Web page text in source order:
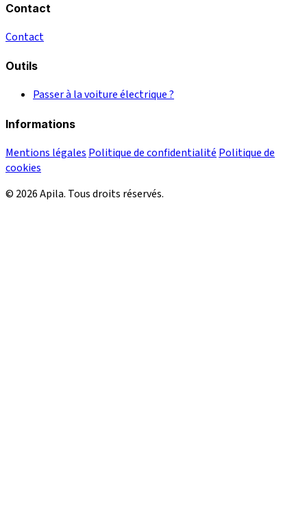
Contact
Contact
Outils
Passer à la voiture électrique ?
Informations
Mentions légales Politique de confidentialité Politique de
cookies
© 2026 Apila. Tous droits réservés.